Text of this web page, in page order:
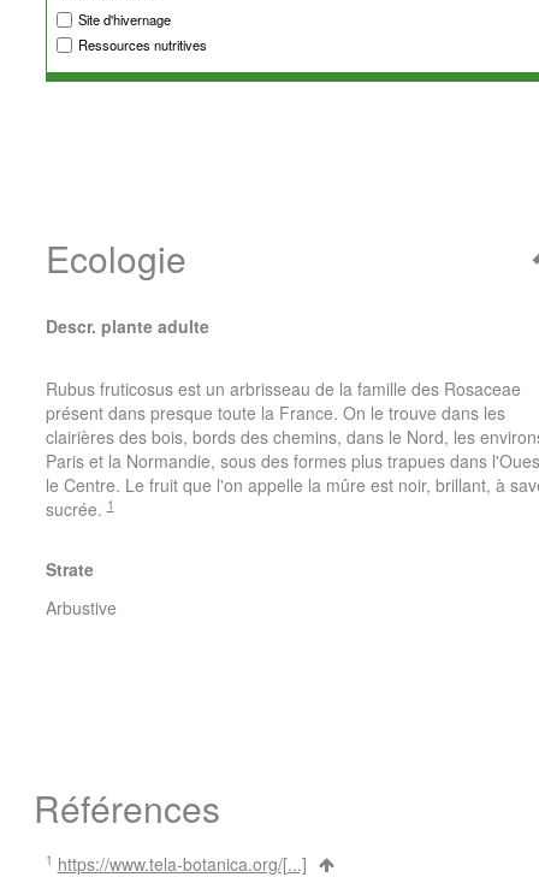
Site d'hivernage
Ressources nutritives
Ecologie
Descr. plante adulte
Rubus fruticosus est un arbrisseau de la famille des Rosaceae
présent dans presque toute la France. On le trouve dans les
clairières des bois, bords des chemins, dans le Nord, les
Paris et la Normandie, sous des formesplus trapues dans
le Centre. Le fruit que l'on appelle la mûre est noir, brillant, à
sucrée.1
Strate
Arbustive
Références
1 https://www.tela-botanica.org/[...]